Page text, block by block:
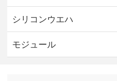
シリコンウエハ
モジュール